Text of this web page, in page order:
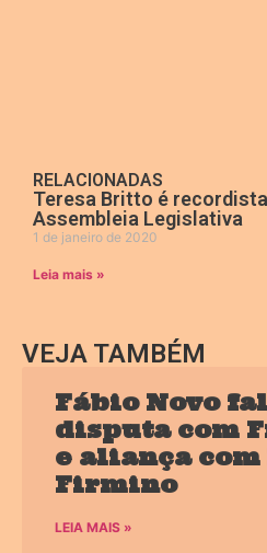
RELACIONADAS
Teresa Britto é
Assembleia Legislativa
1 de janeiro de 2020
Leia mais »
VEJA TAMBÉM
Fábio Novo
disputa com
e aliança
Firmino
LEIA MAIS »